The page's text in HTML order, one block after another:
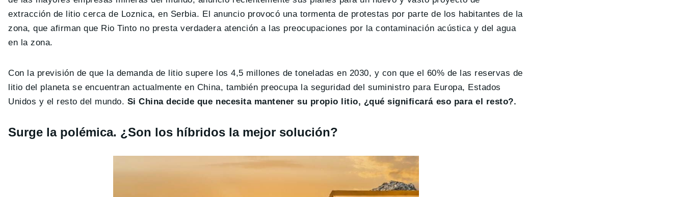
extracción de litio cerca de Loznica, en Serbia. El anuncio provocó una tormenta de protestas por parte de los habitantes de la
zona, que afirman que Rio Tinto no presta verdadera atención a las preocupaciones por la contaminación acústica y del agua
en la zona.
Con la previsión de que la demanda de litio supere los 4,5 millones de toneladas en 2030, y con que el 60% de las reservas de
litio del planeta se encuentran actualmente en China, también preocupa la seguridad del suministro para Europa, Estados
Unidos y el resto del mundo. Si China decide que necesita mantener su propio litio, ¿qué significará eso para el resto?.
Surge la polémica. ¿Son los híbridos la mejor solución?